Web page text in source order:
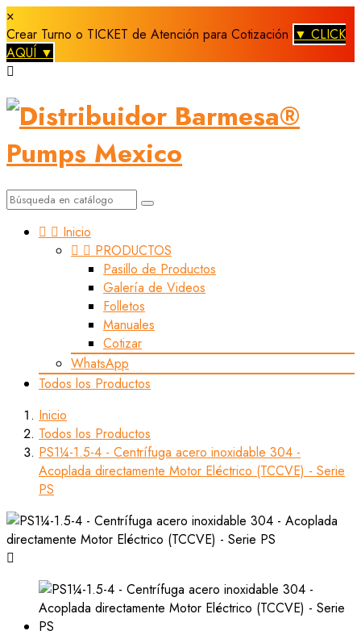
×
Crear Turno o TICKET de Atención para Cotización ▼ CLICK
AQUÍ ▼

  Inicio
  PRODUCTOS
Pasillo de Productos
Galería de Videos
Folletos
Manuales
Cotizar
WhatsApp
Todos los Productos
Inicio
Todos los Productos
PS1¼-1.5-4 - Centrífuga acero inoxidable 304 -
Acoplada directamente Motor Eléctrico (TCCVE) - Serie
PS
